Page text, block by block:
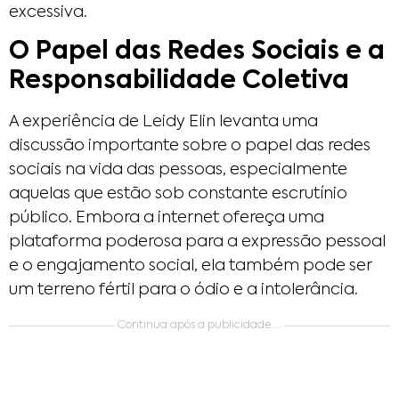
excessiva.
O Papel das Redes Sociais e a
Responsabilidade Coletiva
A experiência de Leidy Elin levanta uma
discussão importante sobre o papel das redes
sociais na vida das pessoas, especialmente
aquelas que estão sob constante escrutínio
público. Embora a internet ofereça uma
plataforma poderosa para a expressão pessoal
e o engajamento social, ela também pode ser
um terreno fértil para o ódio e a intolerância.
Continua após a publicidade....